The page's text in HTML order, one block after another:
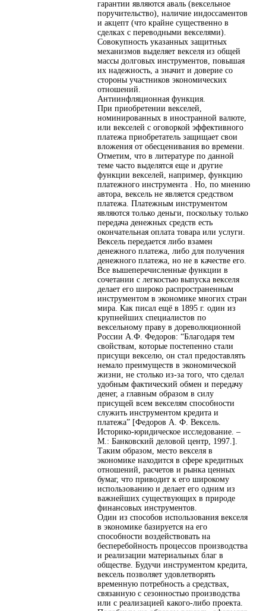
гарантии являются аваль (вексельное
поручительство), наличие индоссаментов
и акцепт (что крайне существенно в
сделках с переводными векселями).
Совокупность указанных защитных
механизмов выделяет векселя из общей
массы долговых инструментов, повышая
их надежность, а значит и доверие со
стороны участников экономических
отношений.
Антиинфляционная функция.
При приобретении векселей,
номинированных в иностранной валюте,
или векселей с оговоркой эффективного
платежа приобретатель защищает свои
вложения от обесценивания во времени.
Отметим, что в литературе по данной
теме часто выделятся еще и другие
функции векселей, например, функцию
платежного инструмента . Но, по мнению
автора, вексель не является средством
платежа. Платежным инструментом
являются только деньги, поскольку только
передача денежных средств есть
окончательная оплата товара или услуги.
Вексель передается либо взамен
денежного платежа, либо для получения
денежного платежа, но не в качестве его.
Все вышеперечисленные функции в
сочетании с легкостью выпуска векселя
делает его широко распространенным
инструментом в экономике многих стран
мира. Как писал ещё в 1895 г. один из
крупнейших специалистов по
вексельному праву в дореволюционной
России А.Ф. Федоров: “Благодаря тем
свойствам, которые постепенно стали
присущи векселю, он стал предоставлять
немало преимуществ в экономической
жизни, не столько из-за того, что сделал
удобным фактический обмен и передачу
денег, а главным образом в силу
присущей всем векселям способности
служить инструментом кредита и
платежа” [Федоров А. Ф. Вексель.
Историко-юридическое исследование. –
М.: Банковский деловой центр, 1997.].
Таким образом, место векселя в
экономике находится в сфере кредитных
отношений, расчетов и рынка ценных
бумаг, что приводит к его широкому
использованию и делает его одним из
важнейших существующих в природе
финансовых инструментов.
Один из способов использования векселя
в экономике базируется на его
способности воздействовать на
бесперебойность процессов производства
и реализации материальных благ в
обществе. Будучи инструментом кредита,
вексель позволяет удовлетворять
временную потребность а средствах,
связанную с сезонностью производства
или с реализацией какого-либо проекта.